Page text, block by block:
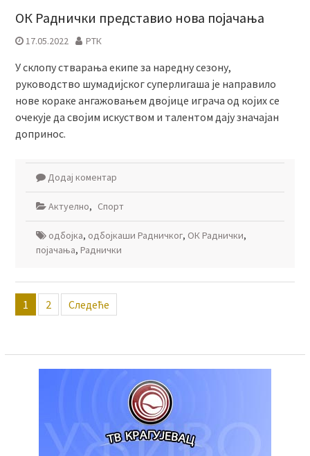
ОК Раднички представио нова појачања
17.05.2022 РТК
У склопу стварања екипе за наредну сезону,
руководство шумадијског суперлигаша је направило
нове кораке ангажовањем двојице играча од којих се
очекује да својим искуством и талентом дају значајан
допринос.
Додај коментар
Актуелно, Спорт
одбојка, одбојкаши Радничког, ОК Раднички,
појачања, Раднички
Пагинација
чланака
1 2 Следеће